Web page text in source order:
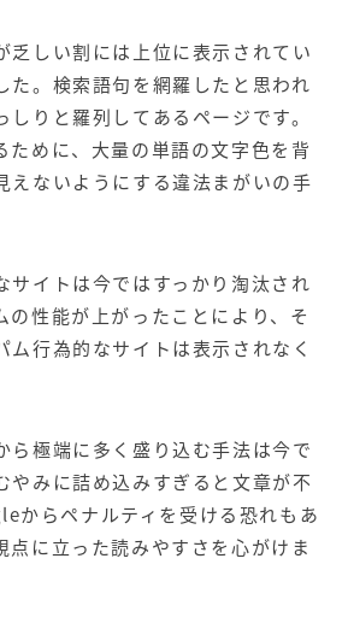
乏しい割には上位に表示されてい
た。検索語句を網羅したと思われ
しりと羅列してあるページです。
ために、大量の単語の文字色を背
えないようにする違法まがいの手
サイトは今ではすっかり淘汰され
の性能が上がったことにより、そ
ム行為的なサイトは表示されなく
ら極端に多く盛り込む手法は今で
やみに詰め込みすぎると文章が不
からペナルティを受ける恐れもあ
点に立った読みやすさを心がけま